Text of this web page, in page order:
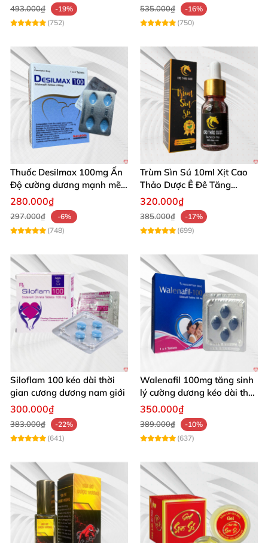
493.000₫
-19%
(752)
535.000₫
-16%
(750)
Thuốc Desilmax 100mg Ấn
Độ cường dương mạnh mẽ
tăng sinh lý phái mạnh
280.000₫
297.000₫
-6%
(748)
Trùm Sìn Sú 10ml Xịt Cao
Thảo Dược Ê Đê Tăng
Cường Sinh Lý
320.000₫
385.000₫
-17%
(699)
Siloflam 100 kéo dài thời
gian cương dương nam giới
300.000₫
383.000₫
-22%
(641)
Walenafil 100mg tăng sinh
lý cường dương kéo dài thời
gian
350.000₫
389.000₫
-10%
(637)